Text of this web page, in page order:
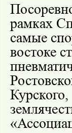
рамках
самые
востоке